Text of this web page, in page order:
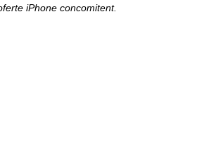
iPhone concomitent.